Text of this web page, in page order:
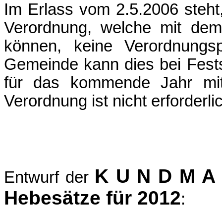
Im Erlass vom 2.5.2006
Verordnung, welche mit
können, keine
Gemeinde kann dies bei
für das kommende Jahr
Verordnung ist nicht
Entwurf der K U N D M
Hebesätze für 2012: